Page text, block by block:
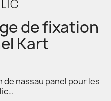
de fixation
Kart
nassau panel pour les